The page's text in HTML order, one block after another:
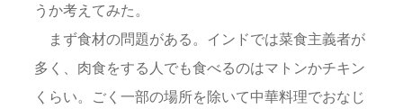
うか考えてみた。
まず食材の問題がある。インドでは菜食主義者が
多く、肉食をする人でも食べるのはマトンかチキン
くらい。ごく一部の場所を除いて中華料理でおなじ